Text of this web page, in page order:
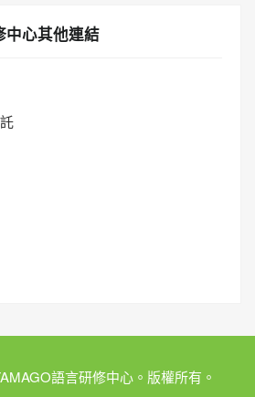
中心其他連結
語言研修中心。版權所有。